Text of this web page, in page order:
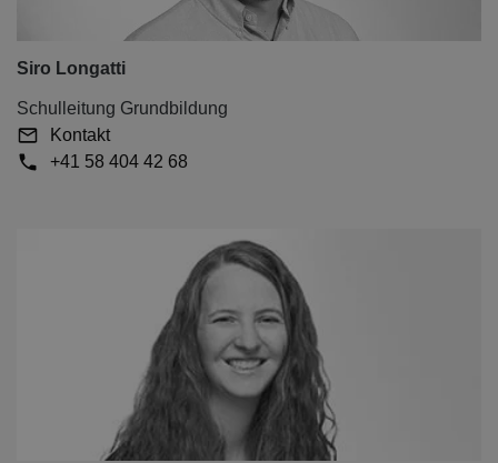
Siro Longatti
Schulleitung Grundbildung
Kontakt
+41 58 404 42 68